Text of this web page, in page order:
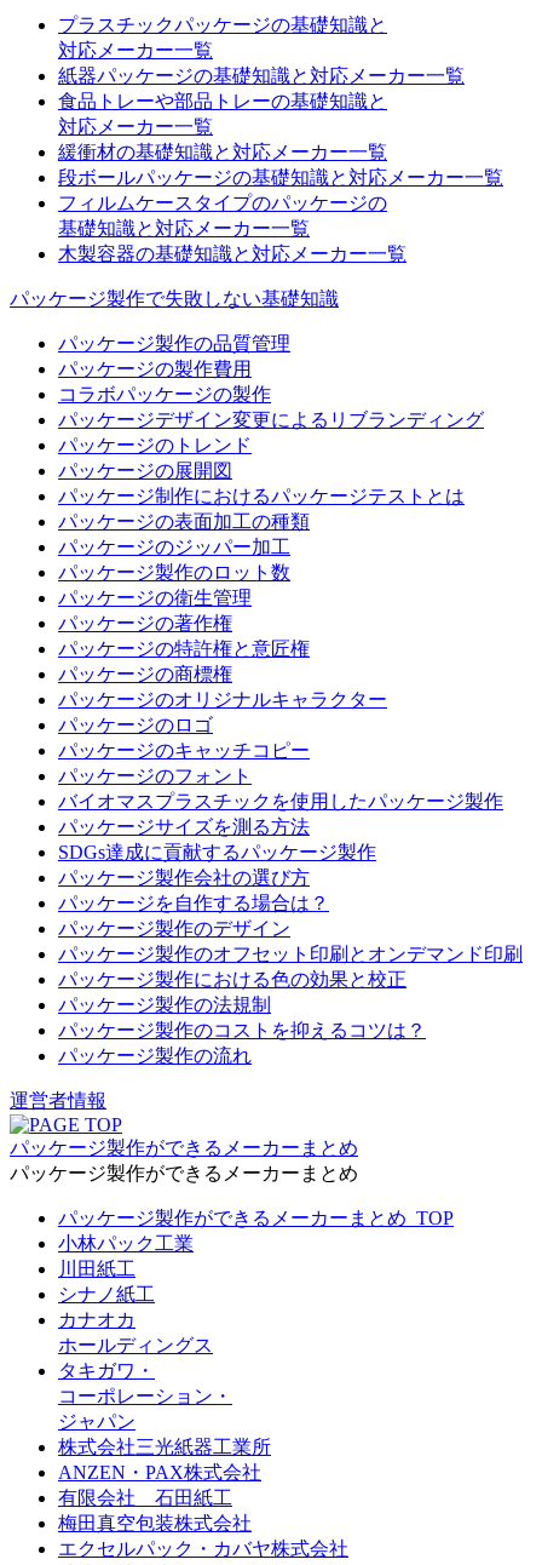
プラスチックパッケージの基礎知識と
対応メーカー一覧
紙器パッケージの基礎知識と対応メーカー一覧
食品トレーや部品トレーの基礎知識と
対応メーカー一覧
緩衝材の基礎知識と対応メーカー一覧
段ボールパッケージの基礎知識と対応メーカー一覧
フィルムケースタイプのパッケージの
基礎知識と対応メーカー一覧
木製容器の基礎知識と対応メーカー一覧
パッケージ製作で失敗しない基礎知識
パッケージ製作の品質管理
パッケージの製作費用
コラボパッケージの製作
パッケージデザイン変更によるリブランディング
パッケージのトレンド
パッケージの展開図
パッケージ制作におけるパッケージテストとは
パッケージの表面加工の種類
パッケージのジッパー加工
パッケージ製作のロット数
パッケージの衛生管理
パッケージの著作権
パッケージの特許権と意匠権
パッケージの商標権
パッケージのオリジナルキャラクター
パッケージのロゴ
パッケージのキャッチコピー
パッケージのフォント
バイオマスプラスチックを使用したパッケージ製作
パッケージサイズを測る方法
SDGs達成に貢献するパッケージ製作
パッケージ製作会社の選び方
パッケージを自作する場合は？
パッケージ製作のデザイン
パッケージ製作のオフセット印刷とオンデマンド印刷
パッケージ製作における色の効果と校正
パッケージ製作の法規制
パッケージ製作のコストを抑えるコツは？
パッケージ製作の流れ
運営者情報
パッケージ製作ができるメーカーまとめ
パッケージ製作ができるメーカーまとめ
パッケージ製作ができるメーカーまとめ_TOP
小林パック工業
川田紙工
シナノ紙工
カナオカ
ホールディングス
タキガワ・
コーポレーション・
ジャパン
株式会社三光紙器工業所
ANZEN・PAX株式会社
有限会社 石田紙工
梅田真空包装株式会社
エクセルパック・カバヤ株式会社